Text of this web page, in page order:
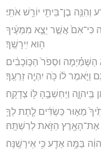
בֶן־בֵּיתִ֖י יוֹרֵ֥שׁ אֹתִֽי׃
כִּי־אִם֙ אֲשֶׁ֣ר יֵצֵ֣א מִמֵּעֶ֔יךָ
ה֖וּא יִֽירָשֶֽׁךָ׃
הַשָּׁמַ֗יְמָה וּסְפֹר֙ הַכּ֣וֹכָבִ֔ים
ל֔וֹ כֹּ֥ה יִהְיֶ֖ה זַרְעֶֽךָ׃
בַּֽיהוָ֑ה וַיַּחְשְׁבֶ֥הָ לּ֖וֹ צְדָקָֽה׃
מֵא֣וּר כַּשְׂדִּ֔ים לָ֧תֶת לְךָ֛
אֶת־הָאָ֥רֶץ הַזֹּ֖את לְרִשְׁתָּֽהּ׃
בַּמָּ֥ה אֵדַ֖ע כִּ֥י אִֽירָשֶֽׁנָּה׃